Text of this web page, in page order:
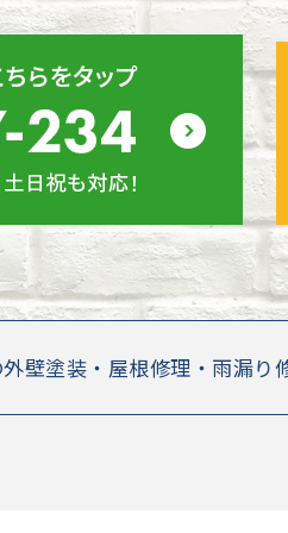
壁塗装・屋根修理・雨漏